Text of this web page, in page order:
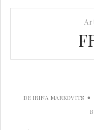
DE IRINA MARKOVITS